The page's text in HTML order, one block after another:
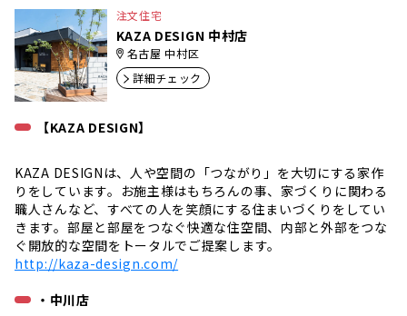
注文住宅
KAZA DESIGN 中村店
名古屋 中村区
詳細チェック
【KAZA DESIGN】
KAZA DESIGNは、人や空間の「つながり」を大切にする家作
りをしています。お施主様はもちろんの事、家づくりに関わる
職人さんなど、すべての人を笑顔にする住まいづくりをしてい
きます。部屋と部屋をつなぐ快適な住空間、内部と外部をつな
ぐ開放的な空間をトータルでご提案します。
http://kaza-design.com/
・中川店